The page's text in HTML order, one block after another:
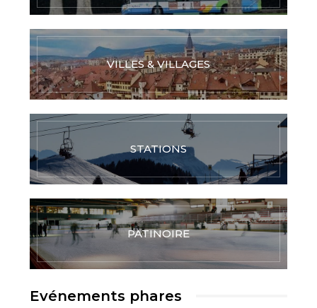
VILLES & VILLAGES
STATIONS
PATINOIRE
Evénements phares